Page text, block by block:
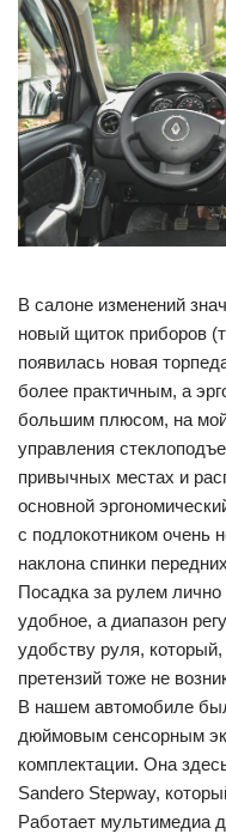
В салоне изменений
новый щиток приборов
появилась новая
более практичным, а
большим плюсом, на мой
управления
привычных местах и
основной
с подлокотником очень
наклона спинки
Посадка за рулем
удобное, а диапазон
удобству руля,
претензий тоже не
В нашем автомобиле
дюймовым сенсорным
комплектации. Она
Sandero Stepway,
Работает мультимедиа